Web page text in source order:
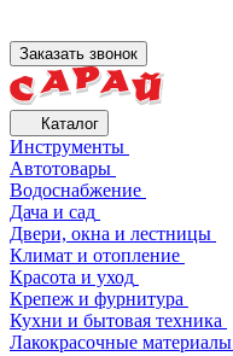
Заказать звонок
Каталог
Инструменты
Автотовары
Водоснабжение
Дача и сад
Двери, окна и лестницы
Климат и отопление
Красота и уход
Крепеж и фурнитура
Кухни и бытовая техника
Лакокрасочные материалы